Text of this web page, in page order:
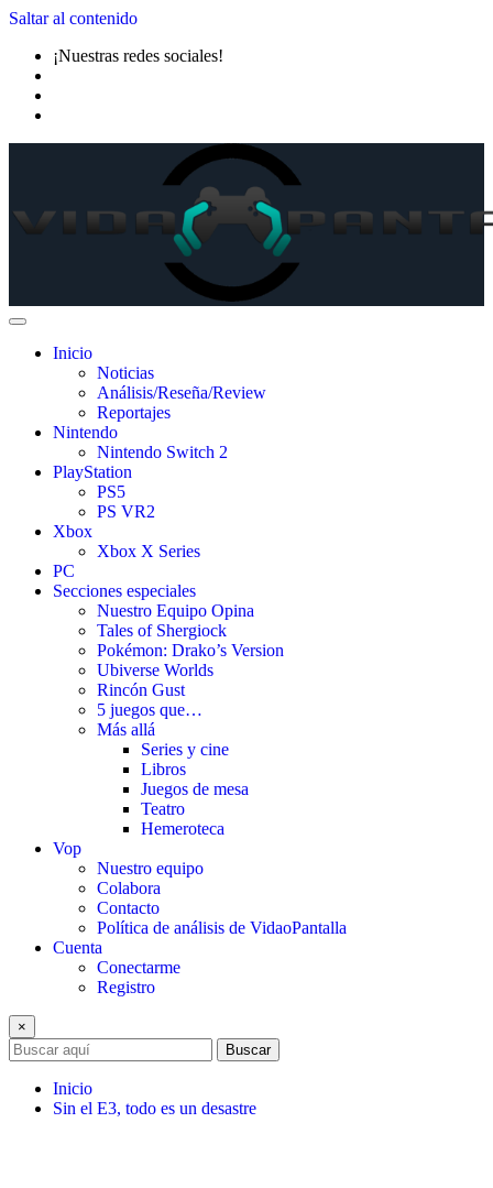
Saltar al contenido
¡Nuestras redes sociales!
Inicio
Noticias
Análisis/Reseña/Review
Reportajes
Nintendo
Nintendo Switch 2
PlayStation
PS5
PS VR2
Xbox
Xbox X Series
PC
Secciones especiales
Nuestro Equipo Opina
Tales of Shergiock
Pokémon: Drako’s Version
Ubiverse Worlds
Rincón Gust
5 juegos que…
Más allá
Series y cine
Libros
Juegos de mesa
Teatro
Hemeroteca
Vop
Nuestro equipo
Colabora
Contacto
Política de análisis de VidaoPantalla
Cuenta
Conectarme
Registro
×
Buscar
Inicio
Sin el E3, todo es un desastre